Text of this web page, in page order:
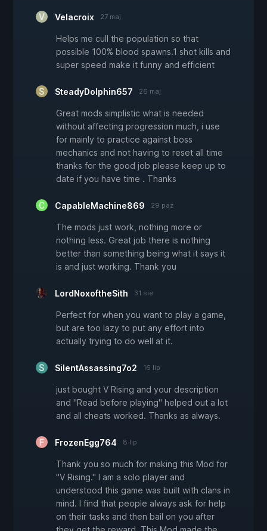
Velacroix 27 maj
Helps me cull the population so that
possible 100% blood spawns.1 shot kills and
super speed make it funny and efficient
SteadyDolphin657 26 maj
Great mods simplistic what is needed
without affecting progression much, i use
for mainly to practice against boss
mechanics and not having to reset all time
thanks for the good job please keep up to
date if you have time . Thanks
CapableMachine869 29 paź
The mods just work, nothing more or
nothing less. Great job there is nothing
better than something being what it says it
is and just working. Thank you
LordNoxoftheSith 31 sie
Perfect for when you want to play a game,
but are too lazy to put any effort into
actually trying to do well at it.
SilentAssassing7o2 16 lip
just bought V Rising and your description
and "Read before playing" helped out a lot
and all cheats worked. Thanks as always.
FrozenEgg764 8 lip
Thank you so much for making this Mod for
"V Rising." I am a solo player and
understood this game was built with clans in
mind. I find that people always ask for help
on their tasks and then bail on you after